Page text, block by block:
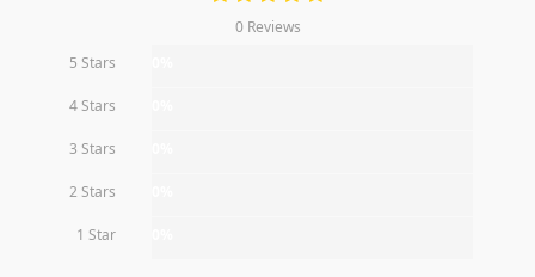
0 Reviews
5 Stars
4 Stars
3 Stars
2 Stars
1 Star